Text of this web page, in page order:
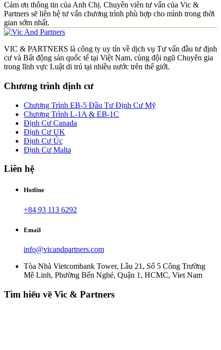
Cảm ơn thông tin của Anh Chị. Chuyên viên tư vấn của Vic &
Partners sẽ liên hệ tư vấn chương trình phù hợp cho mình trong thời
gian sớm nhất.
VIC & PARTNERS là công ty uy tín về dịch vụ Tư vấn đầu tư định
cư và Bất động sản quốc tế tại Việt Nam, cùng đội ngũ Chuyên gia
trong lĩnh vực Luật di trú tại nhiều nước trên thế giới.
Chương trình định cư
Chương Trình EB-5 Đầu Tư Định Cư Mỹ
Chương Trình L-1A & EB-1C
Định Cư Canada
Định Cư UK
Định Cư Úc
Định Cư Malta
Liên hệ
Hotline
+84 93 113 6292
Email
info@vicandpartners.com
Tòa Nhà Vietcombank Tower, Lầu 21, Số 5 Công Trường
Mê Linh, Phường Bến Nghé, Quận 1, HCMC, Viet Nam
Tìm hiểu về Vic & Partners